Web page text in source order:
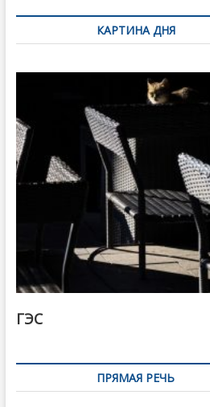
по
записямКАРТИНА ДНЯ
ГЭС
ПРЯМАЯ РЕЧЬ